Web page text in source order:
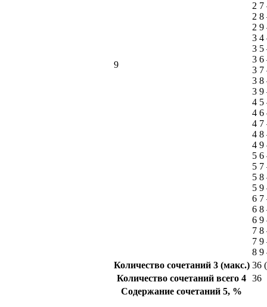
9
2 7
2 8
2 9
3 4
3 5
3 6
3 7
3 8
3 9
4 5
4 6
4 7
4 8
4 9
5 6
5 7
5 8
5 9
6 7
6 8
6 9
7 8
7 9
8 9
Количество сочетаний 3 (макс.) 36
Количество сочетаний всего4 36
Содержание сочетаний5, %